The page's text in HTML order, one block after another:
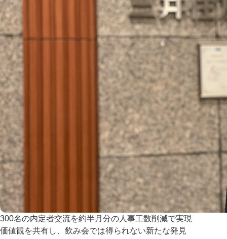
300名の内定者交流を約半月分の人事工数削減で実現
価値観を共有し、飲み会では得られない新たな発見